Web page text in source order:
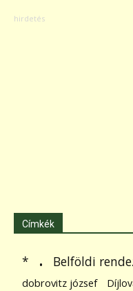
Címkék
* . Belföldi
dobrovitz józsef